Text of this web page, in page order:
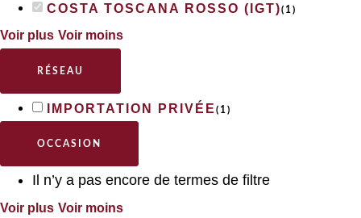
COSTA TOSCANA ROSSO (IGT)( 1 )
Voir plus Voir moins
RÉSEAU
IMPORTATION PRIVÉE ( 1 )
OCCASION
Il n’y a pas encore de termes de filtre
Voir plus Voir moins